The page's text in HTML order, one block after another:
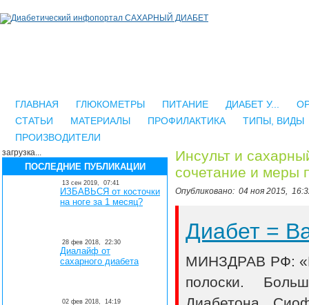
ГЛАВНАЯ ГЛЮКОМЕТРЫ ПИТАНИЕ ДИАБЕТ У...
СТАТЬИ
МАТЕРИАЛЫ ПРОФИЛАКТИКА
ТИПЫ, ВИДЫ
ПРОИЗВОДИТЕЛИ
загрузка...
ПОСЛЕДНИЕ ПУБЛИКАЦИИ
13 сен 2019, 07:41
ИЗБАВЬСЯ от косточки
на ноге за 1 месяц?
28 фев 2018, 22:30
Диалайф от
сахарного диабета
02 фев 2018, 14:19
Инсульт и
сочетание и меры
Опубликовано: 04 ноя 2015,
Диабет =
МИНЗДРАВ РФ:
полоски.